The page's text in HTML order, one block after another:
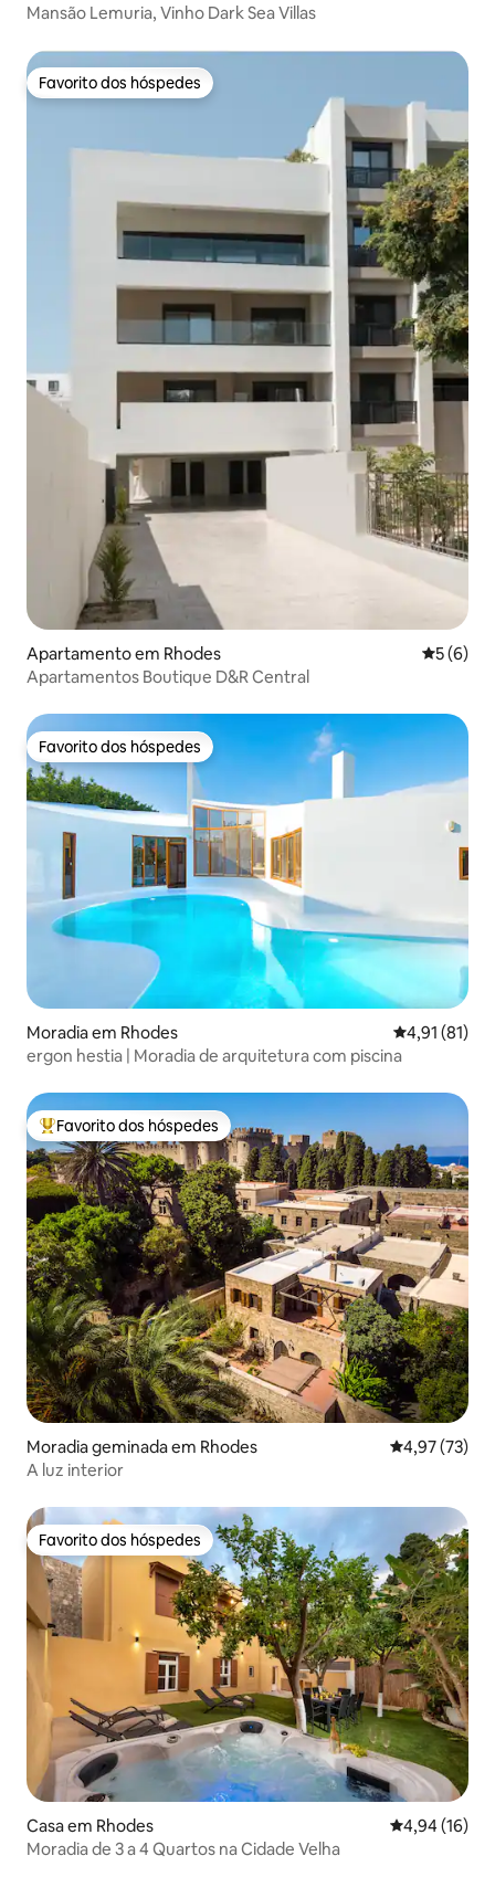
Mansão Lemuria, Vinho Dark Sea Villas
Favorito dos hóspedes
Favorito dos hóspedes
Apartamento em Rhodes
5 (6)
Apartamentos Boutique D&R Central
Favorito dos hóspedes
Favorito dos hóspedes
Moradia em Rhodes
4,91 (81)
ergon hestia | Moradia de arquitetura com piscina
Favoritos dos hóspedes mais apreciados
Favorito dos hóspedes
Moradia geminada em Rhodes Classificação
4,97 (73)
A luz interior
Favorito dos hóspedes
Favorito dos hóspedes
Casa em Rhodes Classificação
4,94 (16)
Moradia de 3 a 4 Quartos na Cidade Velha